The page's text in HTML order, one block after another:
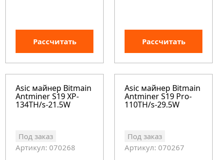
Рассчитать Рассчитать
Asic майнер Bitmain
Antminer S19 XP-
134TH/s-21.5W
Под заказ
Артикул: 070268
Asic майнер Bitmain
Antminer S19 Pro-
110TH/s-29.5W
Под заказ
Артикул: 070267